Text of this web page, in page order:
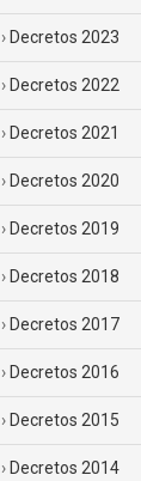
Decretos 2023
Decretos 2022
Decretos 2021
Decretos 2020
Decretos 2019
Decretos 2018
Decretos 2017
Decretos 2016
Decretos 2015
Decretos 2014